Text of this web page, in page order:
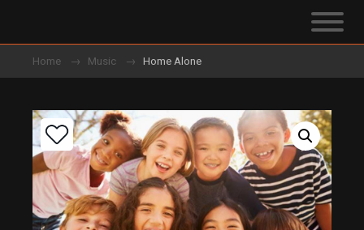
Home Music Home Alone